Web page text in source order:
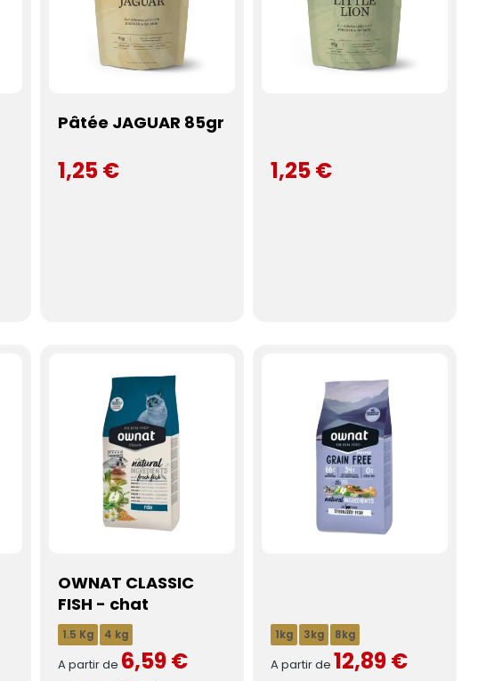
Pâtée JAGUAR 85gr
1,25 € 1,25 €
OWNAT CLASSIC
FISH - chat
1.5 Kg 4 kg
A partir de 6,59 €
1kg 3kg 8kg
A partir de 12,89 €